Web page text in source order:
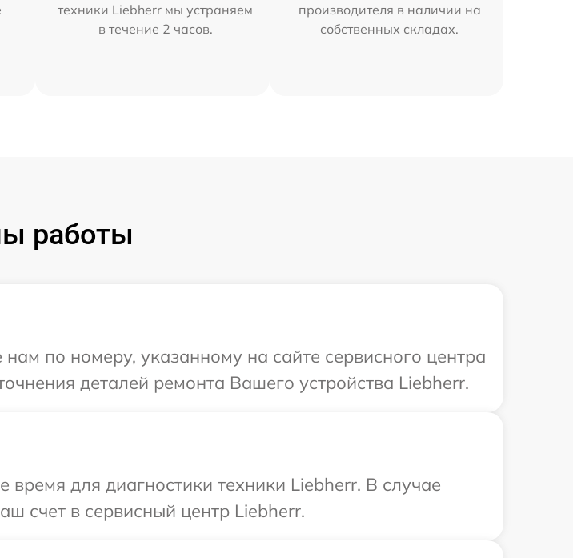
техники Liebherr мы устраняем
в течение 2 часов.
производителя в наличии на
собственных складах.
работы
по номеру, указанному на сайте сервисного центра
деталей ремонта Вашего устройства Liebherr.
для диагностики техники Liebherr. В случае
счет в сервисный центр Liebherr.